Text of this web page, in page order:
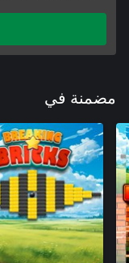
مضمنة في